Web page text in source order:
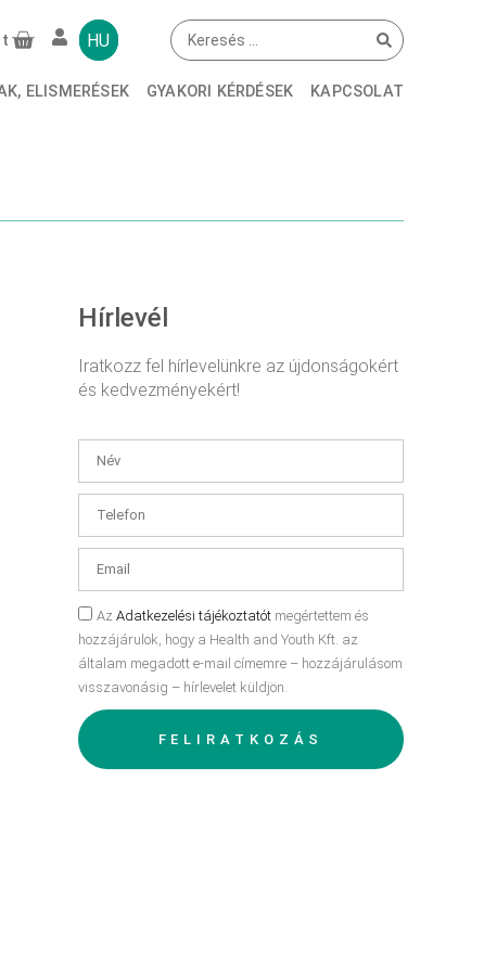
HU
ELISMERÉSEK GYAKORI KÉRDÉSEK KAPCSOLAT
MELE DE
Hírlevél
Iratkozz fel hírlevelünkre az újdonságokért
és kedvezményekért!
Az Adatkezelési tájékoztatót megértettem és
hozzájárulok, hogy a Health and Youth Kft. az
általam megadott e-mail címemre – hozzájárulásom
visszavonásig – hírlevelet küldjön.
FELIRATKOZÁS